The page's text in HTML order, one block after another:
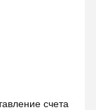
счета